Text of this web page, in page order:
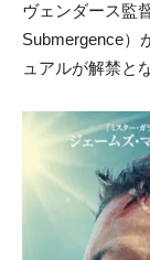
ヴェンダース監
Submergence）
ュアルが解禁と